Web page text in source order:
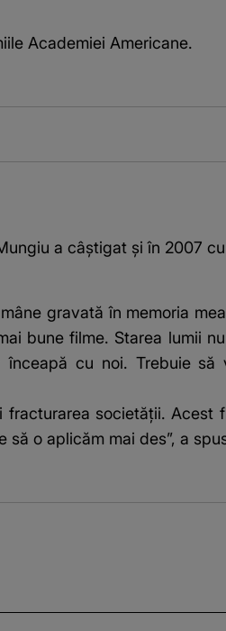
Academiei Americane.
a câștigat și în 2007
gravată în memoria
bune filme. Starea lumii
cu noi. Trebuie să
societăţii. Acest
o aplicăm mai des”, a